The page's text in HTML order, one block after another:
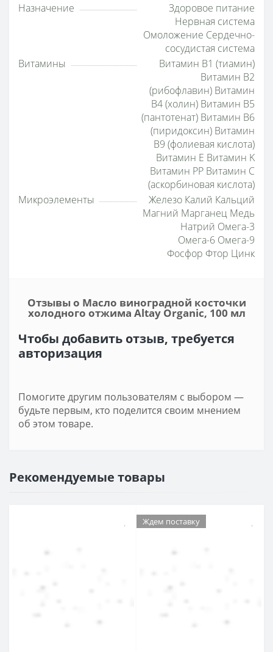
Назначение
Здоровое питание
Нервная система
Омоложение Сердечно-
сосудистая система
Витамины
Витамин B1 (тиамин)
Витамин B2
(рибофлавин) Витамин
B4 (холин) Витамин B5
(пантотенат) Витамин B6
(пиридоксин) Витамин
B9 (фолиевая кислота)
Витамин E Витамин K
Витамин PP Витамин С
(аскорбиновая кислота)
Микроэлементы
Железо Калий Кальций
Магний Марганец Медь
Натрий Омега-3
Омега-6 Омега-9
Фосфор Фтор Цинк
Отзывы о Масло виноградной косточки
холодного отжима Altay Organic, 100 мл
Чтобы добавить отзыв, требуется
авторизация
Помогите другим пользователям с выбором —
будьте первым, кто поделится своим мнением
об этом товаре.
Рекомендуемые товары
Ждем поставку